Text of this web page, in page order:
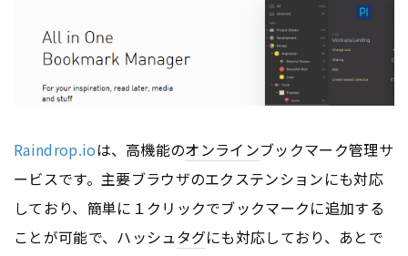
Raindrop.ioは、高機能のオンラインブックマーク管理サ
ービスです。主要ブラウザのエクステンションにも対応
しており、簡単に１クリックでブックマークに追加する
ことが可能で、ハッシュタグにも対応しており、あとで